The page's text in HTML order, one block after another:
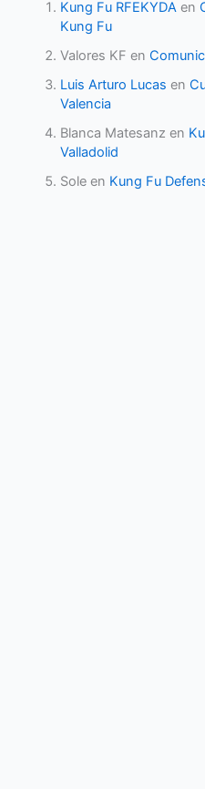
Kung Fu RFEKYDA en
Kung Fu
Valores KF en
Luis Arturo Lucas en
Valencia
Blanca Matesanz en
Valladolid
Sole en Kung Fu